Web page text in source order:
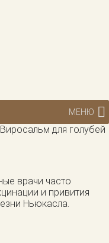
МЕНЮ
Виросальм для голубей
врачи часто
и привития
Ньюкасла.